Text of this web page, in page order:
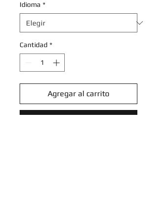
Idioma *
Cantidad *
Agregar al carrito